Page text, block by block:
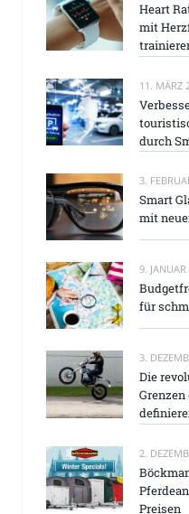
Heart
mit
11. MÄRZ
durch
3.
Smart
mit
9.
für
3.
Die
2.
Preisen